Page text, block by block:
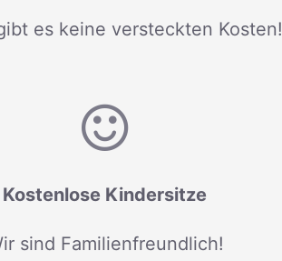
es keine versteckten Kosten!
Kostenlose Kindersitze
sind Familienfreundlich!